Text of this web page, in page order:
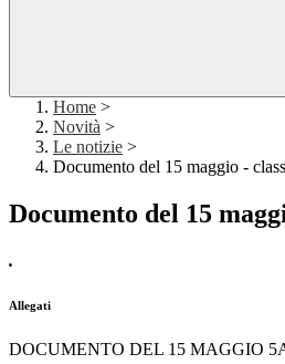
Home >
Novità >
Le notizie >
Documento del 15 maggio -
Documento del 15
.
Allegati
DOCUMENTO DEL 15 MAGGIO